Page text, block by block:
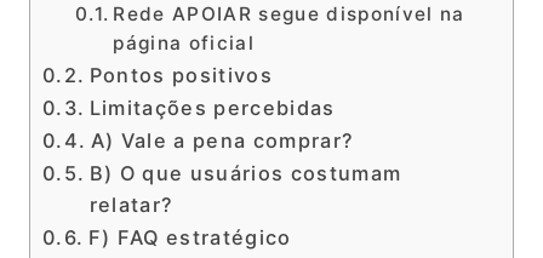
Rede APOIAR segue disponível na
página oficial
Pontos positivos
Limitações percebidas
A) Vale a pena comprar?
B) O que usuários costumam
relatar?
F) FAQ estratégico